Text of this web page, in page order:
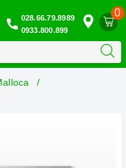
0
028.66.79.8989
0933.800.899